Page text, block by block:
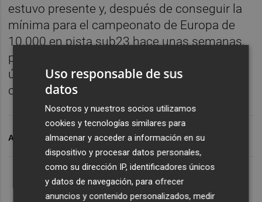
estuvo presente y, después de conseguir la
mínima para el campeonato de Europa de
10.000 en pista sub23 hace unas semanas,
paró el crono en 17:08 en estos 5 km. Por
último, la jovenAinhoa Martínfinalizó 17ª
con un tiempo de 17:37.
ARCHIVADO EN CA PLAYAS DE CASTELLÓN
Uso responsable de sus
datos
Nosotros y nuestros socios utilizamos
cookies y tecnologías similares para
almacenar y acceder a información en su
dispositivo y procesar datos personales,
como su dirección IP, identificadores únicos
y datos de navegación, para ofrecer
anuncios y contenido personalizados, medir